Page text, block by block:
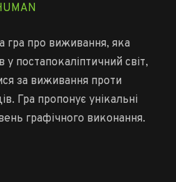
гра про виживання, яка
у постапокаліптичний світ,
за виживання проти
Гра пропонує унікальні
графічного виконання.